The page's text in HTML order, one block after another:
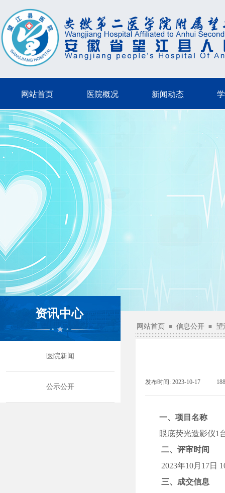
网站首页 医院概况 新闻动态
网站首页 医院概况 新闻动态
资讯中心
网站首页 ≡ 信息公开 ≡ 望
发布时间: 2023-10-17
一、 项目名称
眼底荧光造影仪1
二、评审时间
2023年10月 17日
三、成交信息
医院新闻
公示公开